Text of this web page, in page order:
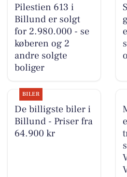
Pilestien 613 i
Billund er solgt
for 2.980.000 - se
køberen og 2
andre solgte
boliger
BILER
De billigste biler i
Billund - Priser fra
64.900 kr